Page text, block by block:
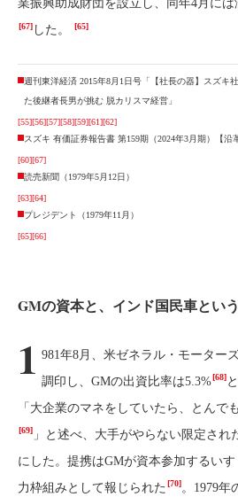
業振興助成財団を設立し、同年4月に
[67] した。 [65]
週刊東洋経済 2015年8月1日号「【社長の器】スズキ
た後継者長男が挑む 脱カリスマ経営」
[55][56][57][58][59][61][62]
スズキ 有価証券報告書 第159期（2024年3月期）【沿
[60][67]
読売新聞（1979年5月12日）
[63][64]
プレジデント（1979年11月）
[65][66]
GMの資本と、インド国民車とい
1 981年8月、米ゼネラル・モーター
調印し、GMの出資比率は5.3%[68]
「大企業のマネをしていたら、とんで
[69] 」と述べ、大手がやらない限定され
にした。提携はGMが資本参加するい
力枠組みとして報じられた [70]。1979年